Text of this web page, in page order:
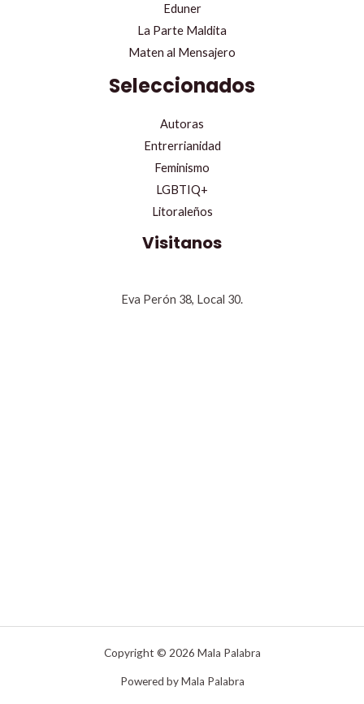
Eduner
La Parte Maldita
Maten al Mensajero
Seleccionados
Autoras
Entrerrianidad
Feminismo
LGBTIQ+
Litoraleños
Visitanos
Eva Perón 38, Local 30.
Copyright © 2026 Mala Palabra
Powered by Mala Palabra